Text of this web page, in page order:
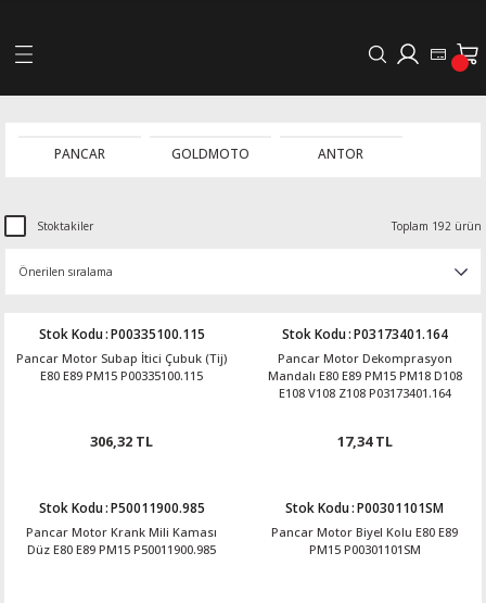
PANCAR GOLDMOTO ANTOR
Stoktakiler Toplam 192 ürün
Stok Kodu:P00335100.115
Pancar Motor Subap İtici Çubuk (Tij)
E80 E89 PM15 P00335100.115
306,32 TL
Stok Kodu:P03173401.164
Pancar Motor Dekomprasyon
Mandalı E80 E89 PM15 PM18 D108
E108 V108 Z108 P03173401.164
17,34 TL
Stok Kodu:P50011900.985
Pancar Motor Krank Mili Kaması
Düz E80 E89 PM15 P50011900.985
Stok Kodu:P00301101SM
Pancar Motor Biyel Kolu E80 E89
PM15 P00301101SM